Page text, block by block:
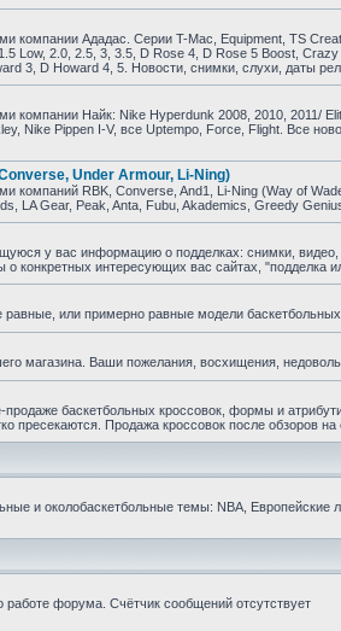
компании Ададас. Серии T-Mac, Equipment, TS
Low, 2.0, 2.5, 3, 3.5, D Rose 4, D Rose 5 Boost,
3, D Howard 4, 5. Новости, снимки, слухи, даты
компании Найк: Nike Hyperdunk 2008, 2010, 2011/
Nike Pippen I-V, все Uptempo, Force, Flight. Все
Under Armour, Li-Ning)
компаний RBK, Converse, And1, Li-Ning (Way of
LA Gear, Peak, Anta, Fubu, Akademics, Greedy
у вас информацию о подделках: снимки,
о конкретных интересующих вас сайтах, "подделка
или примерно равные модели
магазина. Ваши пожелания, восхищения,
баскетбольных кроссовок, формы и
пресекаются. Продажа кроссовок после обзоров на
и околобаскетбольные темы: NBA, Европейские
форума. Счётчик сообщений отсутствует